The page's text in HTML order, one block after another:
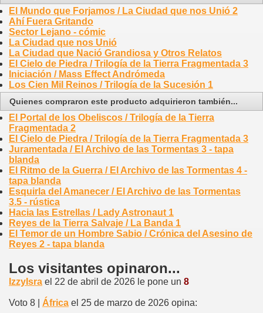
El Mundo que Forjamos / La Ciudad que nos Unió 2
Ahí Fuera Gritando
Sector Lejano - cómic
La Ciudad que nos Unió
La Ciudad que Nació Grandiosa y Otros Relatos
El Cielo de Piedra / Trilogía de la Tierra Fragmentada 3
Iniciación / Mass Effect Andrómeda
Los Cien Mil Reinos / Trilogía de la Sucesión 1
Quienes compraron este producto adquirieron también...
El Portal de los Obeliscos / Trilogía de la Tierra
Fragmentada 2
El Cielo de Piedra / Trilogía de la Tierra Fragmentada 3
Juramentada / El Archivo de las Tormentas 3 - tapa
blanda
El Ritmo de la Guerra / El Archivo de las Tormentas 4 -
tapa blanda
Esquirla del Amanecer / El Archivo de las Tormentas
3.5 - rústica
Hacia las Estrellas / Lady Astronaut 1
Reyes de la Tierra Salvaje / La Banda 1
El Temor de un Hombre Sabio / Crónica del Asesino de
Reyes 2 - tapa blanda
Los visitantes opinaron...
IzzyIsra el 22 de abril de 2026 le pone un 8
Voto 8 | África el 25 de marzo de 2026 opina: